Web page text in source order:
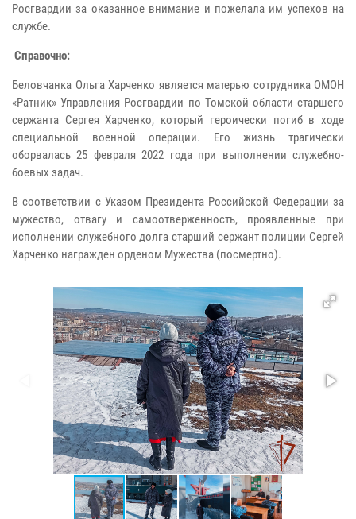
Росгвардии за оказанное внимание и пожелала им успехов на
службе.
Справочно:
Беловчанка Ольга Харченко является матерью сотрудника ОМОН
«Ратник» Управления Росгвардии по Томской области старшего
сержанта Сергея Харченко, который героически погиб в ходе
специальной военной операции. Его жизнь трагически
оборвалась 25 февраля 2022 года при выполнении служебно-
боевых задач.
В соответствии с Указом Президента Российской Федерации за
мужество, отвагу и самоотверженность, проявленные при
исполнении служебного долга старший сержант полиции Сергей
Харченко награжден орденом Мужества (посмертно).